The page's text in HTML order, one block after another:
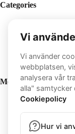
Categories
Inspiration
Recept
Tips
Träning
Meta
Log in
Entries feed
Comments feed
WordPress.org